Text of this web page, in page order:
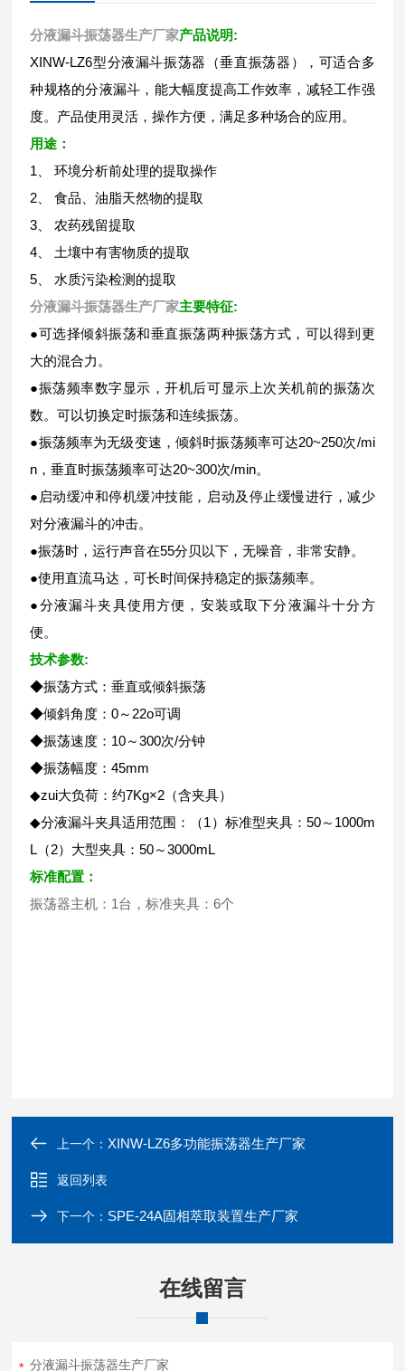
分液漏斗振荡器生产厂家产品说明:
XINW-LZ6型分液漏斗振荡器（垂直振荡器），可适合多
种规格的分液漏斗，能大幅度提高工作效率，减轻工作强
度。产品使用灵活，操作方便，满足多种场合的应用。
用途：
1、 环境分析前处理的提取操作
2、 食品、油脂天然物的提取
3、 农药残留提取
4、 土壤中有害物质的提取
5、 水质污染检测的提取
分液漏斗振荡器生产厂家主要特征:
●可选择倾斜振荡和垂直振荡两种振荡方式，可以得到更
大的混合力。
●振荡频率数字显示，开机后可显示上次关机前的振荡次
数。可以切换定时振荡和连续振荡。
●振荡频率为无级变速，倾斜时振荡频率可达20~250次/mi
n，垂直时振荡频率可达20~300次/min。
●启动缓冲和停机缓冲技能，启动及停止缓慢进行，减少
对分液漏斗的冲击。
●振荡时，运行声音在55分贝以下，无噪音，非常安静。
●使用直流马达，可长时间保持稳定的振荡频率。
●分液漏斗夹具使用方便，安装或取下分液漏斗十分方
便。
技术参数:
◆振荡方式：垂直或倾斜振荡
◆倾斜角度：0～22o可调
◆振荡速度：10～300次/分钟
◆振荡幅度：45mm
◆zui大负荷：约7Kg×2（含夹具）
◆分液漏斗夹具适用范围：（1）标准型夹具：50～1000m
L（2）大型夹具：50～3000mL
标准配置：
振荡器主机：1台，标准夹具：6个
上一个：XINW-LZ6多功能振荡器生产厂家
返回列表
下一个： SPE-24A固相萃取装置生产厂家
在线留言